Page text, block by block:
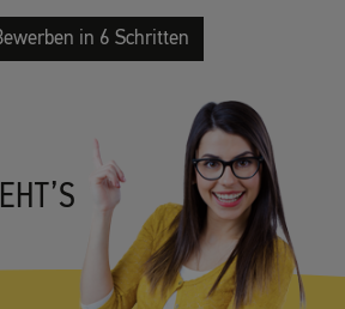
in 6 Schritten